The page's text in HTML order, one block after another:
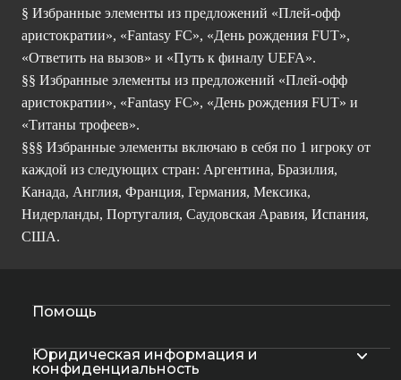
§ Избранные элементы из предложений «Плей-офф
аристократии», «Fantasy FC», «День рождения FUT»,
«Ответить на вызов» и «Путь к финалу UEFA».
§§ Избранные элементы из предложений «Плей-офф
аристократии», «Fantasy FC», «День рождения FUT» и
«Титаны трофеев».
§§§ Избранные элементы включаю в себя по 1 игроку от
каждой из следующих стран: Аргентина, Бразилия,
Канада, Англия, Франция, Германия, Мексика,
Нидерланды, Португалия, Саудовская Аравия, Испания,
США.
Помощь
Юридическая информация и
конфиденциальность